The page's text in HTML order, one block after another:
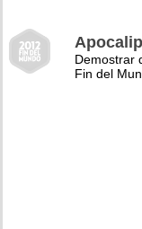
Demostrar
Fin del